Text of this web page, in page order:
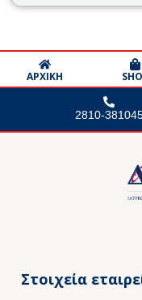
ΑΡΧΙΚΗ
2810-
Στοιχεία